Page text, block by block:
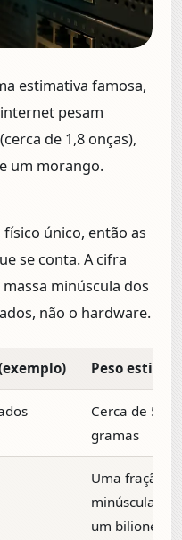
estimativa famosa,
pesam
(cerca de 1,8 onças),
um morango.
único, então as
se conta. A cifra
minúscula dos
não o hardware.
Peso
Cerca de 50
gramas
Uma fração
minúscula de
um